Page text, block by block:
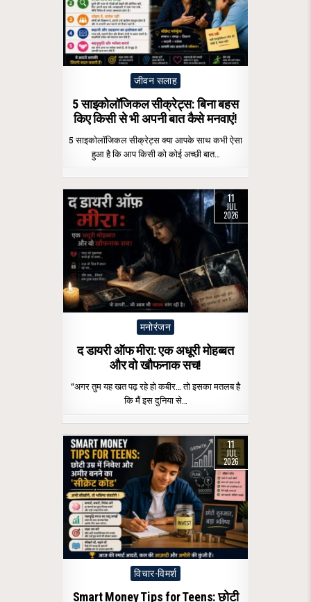
Posted
जीवन सलाह
5 साइकोलॉजिकल सीक्रेट्स: बिना बहस
किए किसी से भी अपनी बात कैसे मनवाएं!
5 साइकोलॉजिकल सीक्रेट्स क्या आपके साथ कभी ऐसा
हुआ है कि आप किसी को कोई अच्छी बात…
11
JUL
2026
Posted
मनोरंजन
द डायरी ऑफ मीरा: एक अधूरी मोहब्बत
और वो खौफनाक सच!
“अगर तुम यह खत पढ़ रहे हो कबीर… तो इसका मतलब है
कि मैं इस दुनिया से…
11
JUL
2026
Posted
विचार-विमर्श
Smart Money Tips for Teens: छोटी